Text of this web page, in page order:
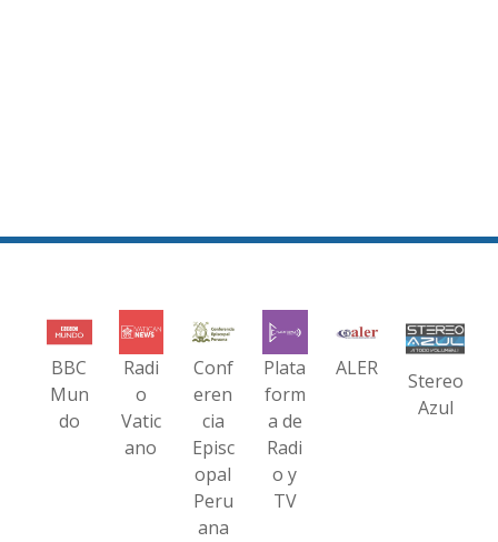
BBC
Mun
do
Radi
o
Vatic
ano
Conf
eren
cia
Episc
opal
Peru
ana
Plata
form
a de
Radi
o y
TV
ALER
Stereo
Azul